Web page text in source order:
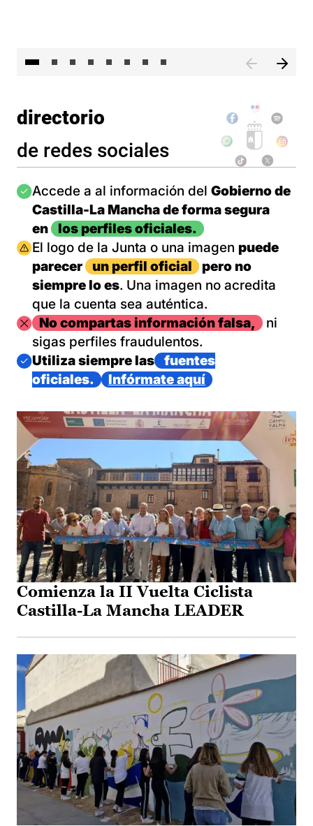
directorio
de redes sociales
Imagen
Accede a al información del Gobierno de
Castilla-La Mancha de forma segura
en
los perfiles oficiales.
Imagen
El logo de la Junta o una imagen puede
parecer
un perfil oficial
pero no
siempre lo es. Una imagen no acredita
que la cuenta sea auténtica.
ImagenNo compartas información falsa,
ni
sigas perfiles fraudulentos.
Imagen
Utiliza siempre las
fuentes
oficiales.
Infórmate aquí
Comienza la II Vuelta Ciclista
Castilla-La Mancha LEADER